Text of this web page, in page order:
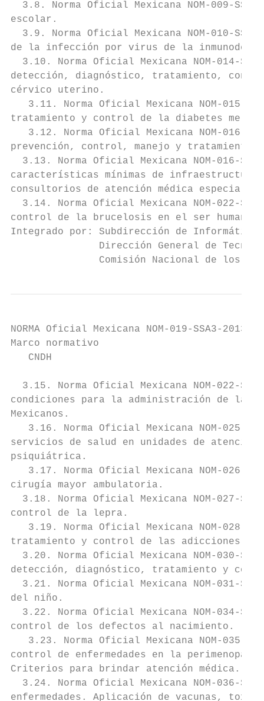
3.8. Norma Oficial Mexicana NOM-009-
escolar.
3.9. Norma Oficial Mexicana NOM-010-
de la infección por virus de la
3.10. Norma Oficial Mexicana NOM-014-
detección, diagnóstico, tratamiento,
cérvico uterino.
3.11. Norma Oficial Mexicana NOM-015-
tratamiento y control de la diabetes
3.12. Norma Oficial Mexicana NOM-016-
prevención, control, manejo y tratamiento
3.13. Norma Oficial Mexicana NOM-016-
características mínimas de infraestructura
consultorios de atención médica
3.14. Norma Oficial Mexicana NOM-022-
control de la brucelosis en el ser humano.
Integrado por: Subdirección de
Dirección General de
Comisión Nacional de los
NORMA Oficial Mexicana NOM-019-SSA3-2013,
Marco normativo
CNDH
3.15. Norma Oficial Mexicana NOM-022-
condiciones para la administración de la
Mexicanos.
3.16. Norma Oficial Mexicana NOM-025-
servicios de salud en unidades de
psiquiátrica.
3.17. Norma Oficial Mexicana NOM-026-
cirugía mayor ambulatoria.
3.18. Norma Oficial Mexicana NOM-027-
control de la lepra.
3.19. Norma Oficial Mexicana NOM-028-
tratamiento y control de las adicciones.
3.20. Norma Oficial Mexicana NOM-030-
detección, diagnóstico, tratamiento y
3.21. Norma Oficial Mexicana NOM-031-
del niño.
3.22. Norma Oficial Mexicana NOM-034-
control de los defectos al nacimiento.
3.23. Norma Oficial Mexicana NOM-035-
control de enfermedades en la
Criterios para brindar atención médica.
3.24. Norma Oficial Mexicana NOM-036-
enfermedades. Aplicación de vacunas,